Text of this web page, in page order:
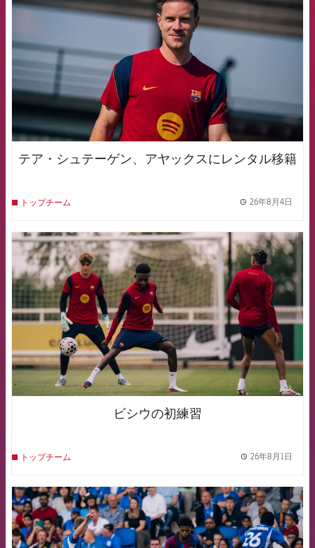
テア・シュテーゲン、アヤックスにレンタル移籍
トップチーム 26年8月4日
FCB Barcelona badge
ビシウの初練習
トップチーム 26年8月1日
FCB Barcelona badge